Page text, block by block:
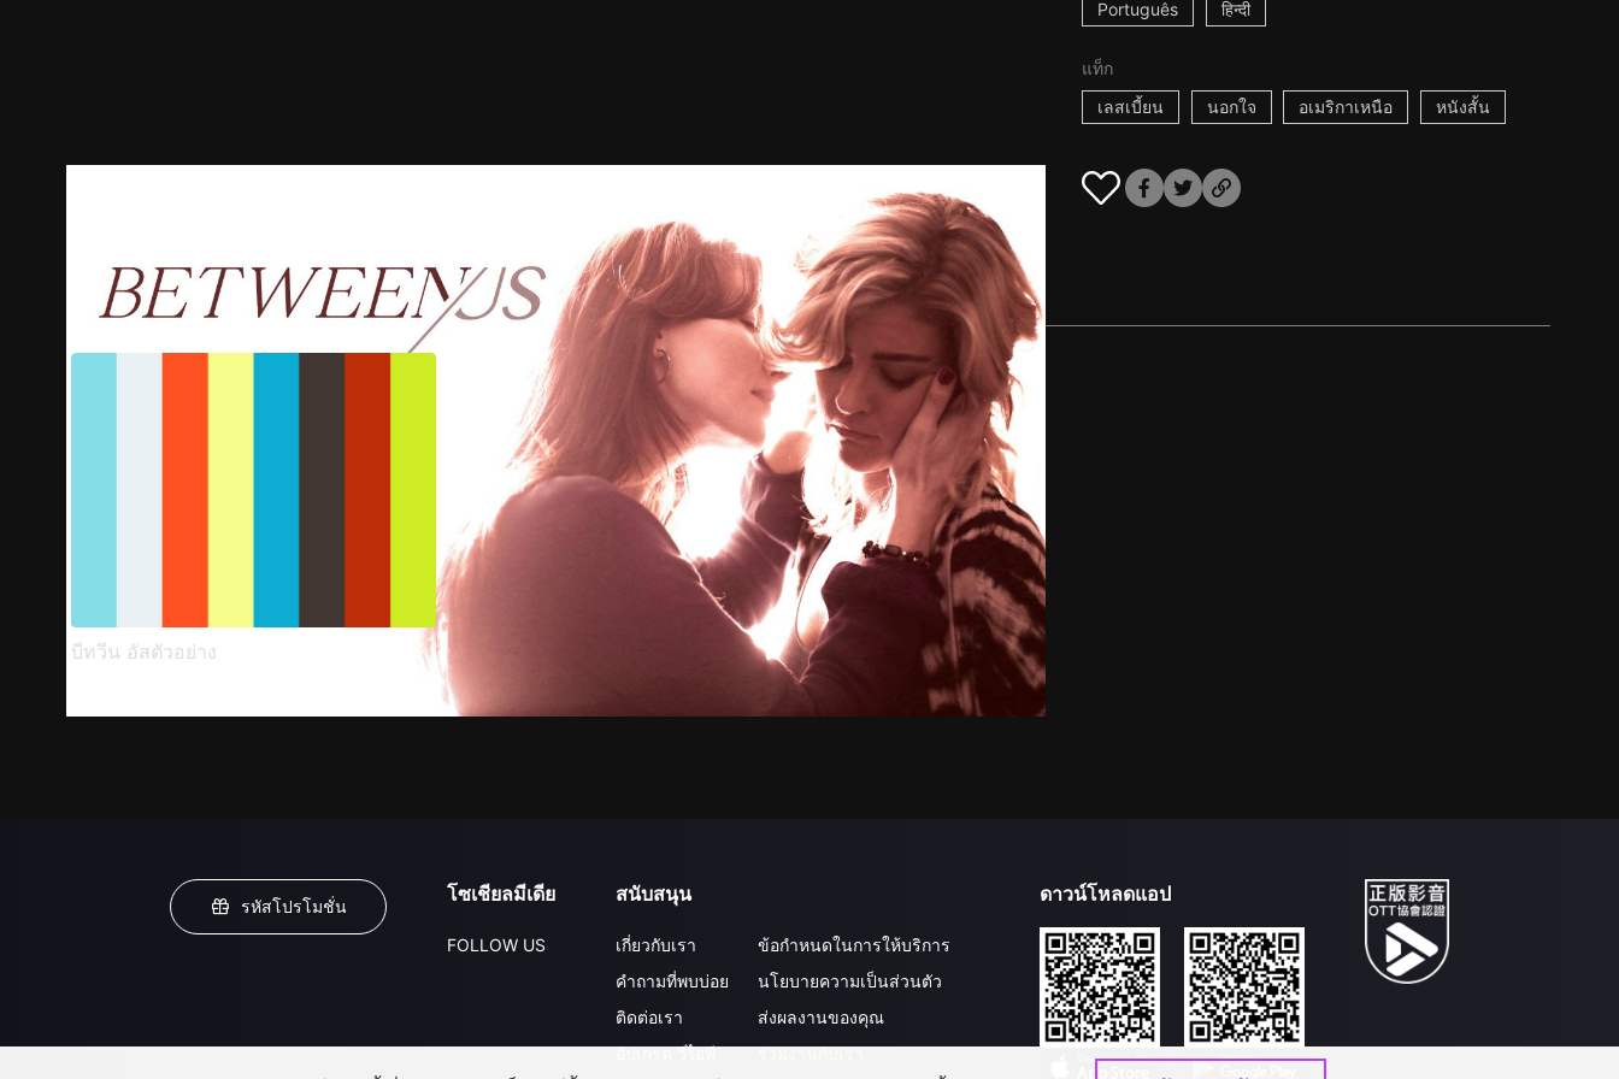
Português हिन्दी
แท็ก
เลสเบี้ยน
นอกใจ อเมริกาเหนือ หนังสั้น
ตัวอย่าง ภาพนิ่ง เนื้อหาที่แนะนำ รายละเอียด
บีทวีน อัสตัวอย่าง
รหัสโปรโมชั่น
โซเชียลมีเดีย
FOLLOW US
สนับสนุน
เกี่ยวกับเรา
คำถามที่พบบ่อย
ติดต่อเรา
อัปเกรด วีไอพี
ข้อกำหนดในการให้บริการ
นโยบายความเป็นส่วนตัว
ส่งผลงานของคุณ
ร่วมงานกับเรา
ดาวน์โหลดแอป